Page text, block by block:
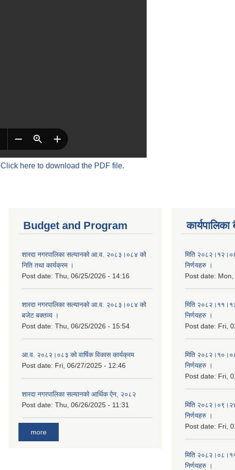
Click here to download the PDF file.
Budget and Program
शारदा नगरपालिका सल्यानको आ.व. २०८३।०८४ को
निति तथा कार्यक्रम ।
Post date: Thu, 06/25/2026 - 14:16
शारदा नगरपालिका सल्यानको आ.व. २०८३।०८४ को
बजेट बक्तव्य ।
Post date: Thu, 06/25/2026 - 15:54
आ.व. २०८२।०८३ को वार्षिक विकास कार्यक्रम
Post date: Fri, 06/27/2025 - 12:46
शारदा नगरपालिका सल्यानको आर्थिक ऐन, २०८२
Post date: Thu, 06/26/2025 - 11:31
more
मिति
निर्णयहरु ।
Post date:
मिति
निर्णयहरु ।
Post date: Fri,
मिति
निर्णयहरु ।
Post date: Fri,
मिति
निर्णयहरु ।
Post date: Fri,
मिति
निर्णयहरु ।